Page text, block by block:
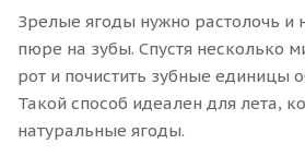
Зрелые ягоды нужно растолочь и
пюре на зубы. Спустя несколько
рот и почистить зубные единицы
Такой способ идеален для лета,
натуральные ягоды.